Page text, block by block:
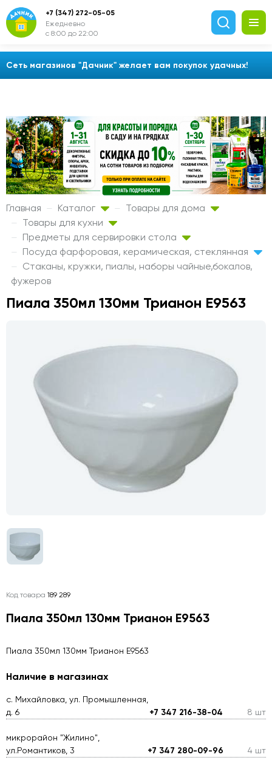
Сеть магазинов "Дачник" желает вам покупок удачных!
+7 (347) 272-05-05
Ежедневно
с 8:00 до 22:00
Главная Каталог
Товары для дома
Товары для кухни
Предметы для сервировки стола
Посуда фарфоровая, керамическая, стеклянная
Стаканы, кружки, пиалы, наборы чайные,бокалов,
фужеров
Пиала 350мл 130мм Трианон E9563
Код товара 189 289
Пиала 350мл 130мм Трианон E9563
Пиала 350мл 130мм Трианон E9563
Наличие в магазинах
с. Михайловка, ул. Промышленная,
д. 6
+7 347 216-38-04 8 шт
микрорайон "Жилино",
ул.Романтиков, 3
+7 347 280-09-96 4 шт